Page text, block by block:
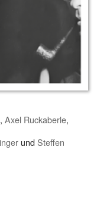
, Axel Ruckaberle,
undSteffen